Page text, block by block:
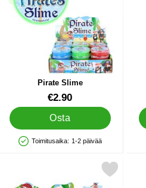
Pirate Slime
Tuote.nro 44240€2.90
Osta
Saatavuus: Varastossa
Toimitusaika: 1-2 päivää
Lasten suosikiksi
Merkitse maila ja Pallo